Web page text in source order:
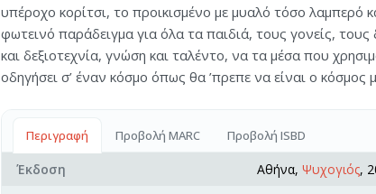
υπέροχο κορίτσι, το προικισμένο με μυαλό τόσο λαμπερό
φωτεινό παράδειγμα για όλα τα παιδιά, τους γονείς,
και δεξιοτεχνία, γνώση και ταλέντο, να τα μέσα που
οδηγήσει σ’ έναν κόσμο όπως θα ’πρεπε να είναι ο κόσμος
Περιγραφή Προβολή MARC Προβολή ISBD
Έκδοση Αθήνα, Ψυχογιός,